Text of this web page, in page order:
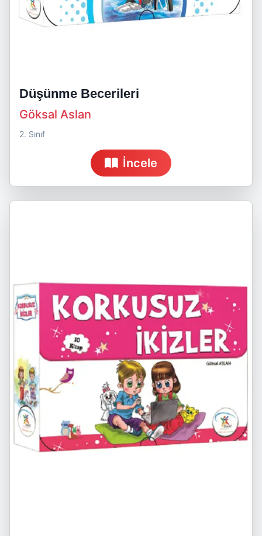
Düşünme Becerileri
Göksal Aslan
2. Sınıf
İncele